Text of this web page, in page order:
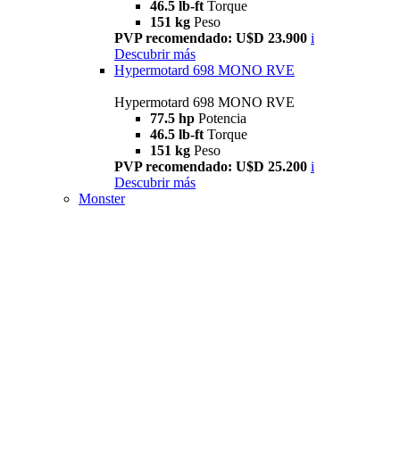
46.5 lb-ft Torque
151 kg Peso
PVP recomendado: U$D 23.900 i
Descubrir más
Hypermotard 698 MONO RVE
Hypermotard 698 MONO RVE
77.5 hp Potencia
46.5 lb-ft Torque
151 kg Peso
PVP recomendado: U$D 25.200 i
Descubrir más
Monster